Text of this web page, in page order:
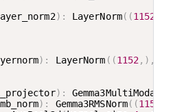
) : LayerNorm( (1152
) : LayerNorm ( (1152, ) ,
) :
) : Gemma3RMSNorm( (1152